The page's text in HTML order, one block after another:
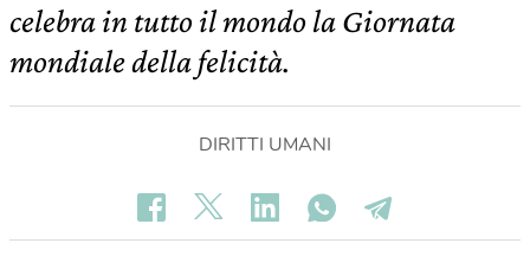
celebra in tutto il mondo la Giornata
mondiale della felicità.
DIRITTI UMANI